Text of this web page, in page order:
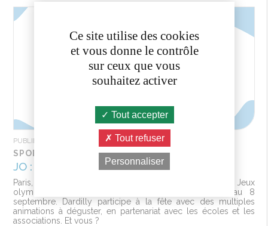
PUBLIÉ MARDI 21 MAI 2024
SPORT
JO : PRENEZ VOUS AUX JEUX !
Paris, et avec elle la France entière, accueillent les Jeux
olympiques et paralympiques d’été du 26 juillet au 8
septembre. Dardilly participe à la fête avec des multiples
animations à déguster, en partenariat avec les écoles et les
associations. Et vous ?
Ce site utilise des cookies
et vous donne le contrôle
sur ceux que vous
souhaitez activer
Tout accepter
Tout refuser
Personnaliser